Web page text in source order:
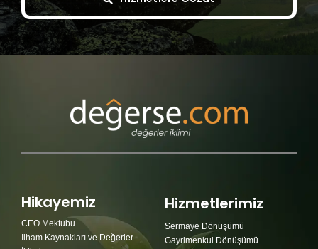
Hikayemiz
CEO Mektubu
İlham Kaynakları ve Değerler
Hizmetlerimiz
Sermaye Dönüşümü
Gayrimenkul Dönüşümü